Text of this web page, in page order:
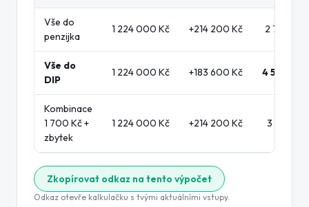
Vše do
penzijka
1 224 000 Kč +214 200 Kč 2 778 159
Vše do
DIP
1 224 000 Kč +183 600 Kč 4 501 152
Kombinace
1 700 Kč +
zbytek
1 224 000 Kč +214 200 Kč 3 671 157
Zkopírovat odkaz na tento výpočet
Odkaz otevře kalkulačku s tvými aktuálními vstupy.